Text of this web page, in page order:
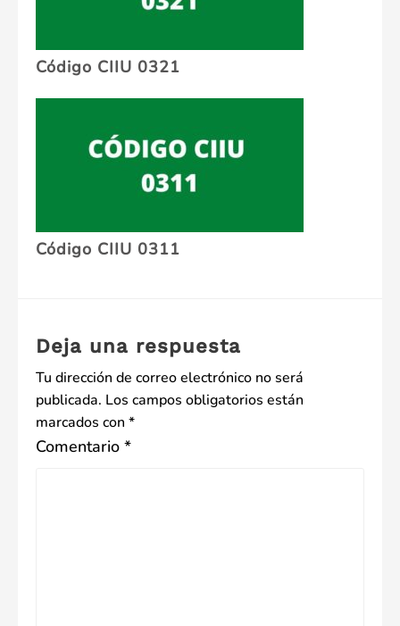
Código CIIU 0321
Código CIIU 0311
Deja una respuesta
Tu dirección de correo electrónico no será
publicada. Los campos obligatorios están
marcados con *
Comentario *